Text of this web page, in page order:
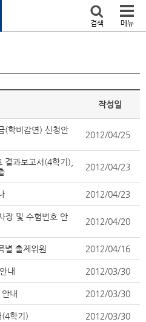
검색 메뉴
작성일
(학비감면) 신청안
2012/04/25
과보고서(4학기),
2012/04/23
2012/04/23
장 및 수험번호 안
2012/04/20
별 출제위원 2012/04/16
내 2012/03/30
내 2012/03/30
학기) 2012/03/30